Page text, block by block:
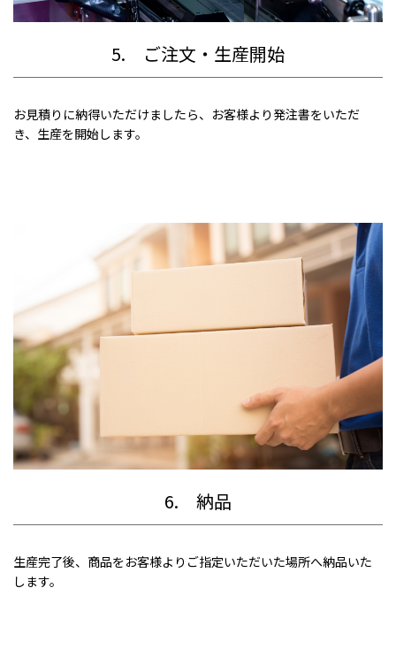
5. ご注文・生産開始
お見積りに納得いただけましたら、お客様より発注書をいただ
き、生産を開始します。
6. 納品
生産完了後、商品をお客様よりご指定いただいた場所へ納品いた
します。